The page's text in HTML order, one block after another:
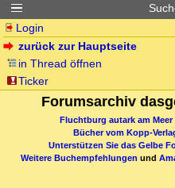
Login
zurück zur Hauptseite
in Thread öffnen
Ticker
Forumsarchiv
Fluchtburg autark am Meer|
Bücher vom Kopp-
Unterstützen Sie das Gelbe
Weitere Buchempfehlungen und